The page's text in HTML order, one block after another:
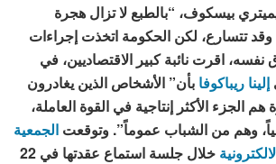
بيسكوف، “بالطبع لا تزال هجرة
وقد تتسارع، لكن الحكومة اتخذت إجراءات
اقرت نائبة كبير الاقتصاديين، في
إلينا ريباكوفا بأن” الأشخاص الذين يغادرون
الجزء الأكثر إنتاجية في القوة العاملة،
وهم من الشباب عموماً”. وتوقعت الجمعية
خلال جلسة استماع عقدتها في 22